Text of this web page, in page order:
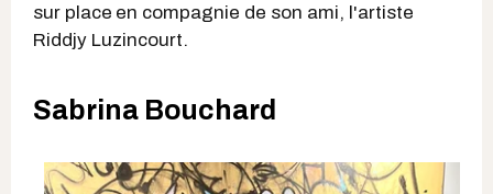
sur place en compagnie de son ami, l'artiste
Riddjy Luzincourt.
Sabrina Bouchard